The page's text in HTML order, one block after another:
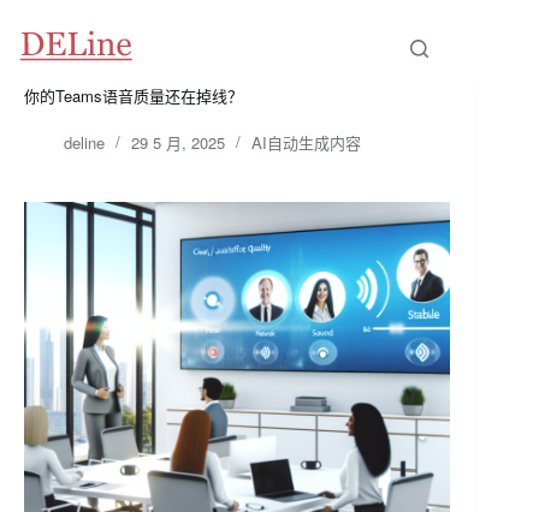
你的Teams语音质量还在掉线？
deline 29 5 月, 2025 AI自动生成内容